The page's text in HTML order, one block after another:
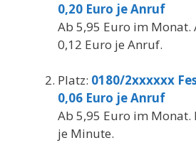
0,20 Euro je Anruf
Ab 5,95 Euro im Monat.
0,12 Euro je Anruf.
Platz: 0180/2xxxxxx
0,06 Euro je Anruf
Ab 5,95 Euro im Monat.
je Minute.